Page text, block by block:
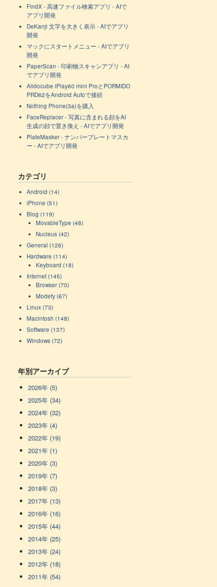
FindX - 高速ファイル検索アプリ - AIで
アプリ開発
DeKanji 文字を大きく表示 - AIでアプリ
開発
マックにスタートメニュー - AIでアプリ
開発
PaperScan - 印刷物スキャンアプリ - AI
でアプリ開発
Alldocube iPlay60 mini ProとPORMIDO
PRD62をAndroid Autoで接続
Nothing Phone(3a)を購入
FaceReplacer - 写真に含まれる顔をAI
生成の顔で置き換え - AIでアプリ開発
PlateMasker - ナンバープレートマスカ
ー - AIでアプリ開発
カテゴリ
Android (14)
iPhone (51)
Blog (119)
MovableType (48)
Nucleus (42)
General (126)
Hardware (114)
Keyboard (18)
Internet (145)
Browser (70)
Modefy (67)
Linux (73)
Macintosh (148)
Software (137)
Windows (72)
年別アーカイブ
2026年 (5)
2025年 (34)
2024年 (32)
2023年 (4)
2022年 (19)
2021年 (1)
2020年 (3)
2019年 (7)
2018年 (3)
2017年 (13)
2016年 (16)
2015年 (44)
2014年 (25)
2013年 (24)
2012年 (18)
2011年 (54)